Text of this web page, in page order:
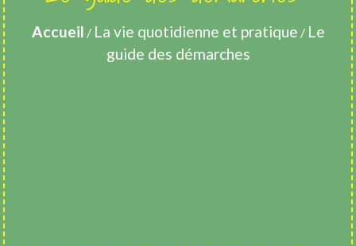
Accueil / La vie quotidienne et pratique / Le
guide des démarches